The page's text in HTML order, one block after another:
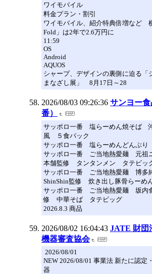
ワイモバイル
料金プラン・割引
ワイモバイル、紹介特典倍増など
Fold」は2年で2.6万円に
11:59
OS
Android
AQUOS
シャープ、デザインの裏側に迫る「
まなざし展」 8月17日～28
2026/08/03 09:26:36 サンヨー
番）
サッポロ一番 塩らーめん焼そば
風 ５食パック
サッポロ一番 塩らーめんどんぶ
サッポロ一番 ご当地熱愛麺 元祖
本舗監修 タンタンメン タテビッ
サッポロ一番 ご当地熱愛麺 博多
ShinShin監修 炊き出し豚骨らーめ
サッポロ一番 ご当地熱愛麺 坂内
修 中華そば タテビッグ
2026.8.3 商品
2026/08/02 16:04:43 JATE 財団
機器審査協会
2026/08/01
NEW 2026/08/01 事業法 新たに認定
器